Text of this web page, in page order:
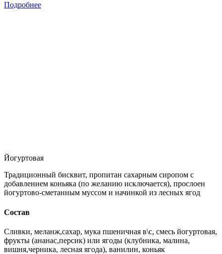
Подробнее
Йогуртовая
Традиционный бисквит, пропитан сахарным сиропом с
добавлением коньяка (по желанию исключается), прослоен
йогуртово-сметанным муссом и начинкой из лесных ягод
Состав
Сливки, меланж,сахар, мука пшеничная в\с, смесь йогуртовая,
фрукты (ананас,персик) или ягоды (клубника, малина,
вишня,черника, лесная ягода), ванилин, коньяк